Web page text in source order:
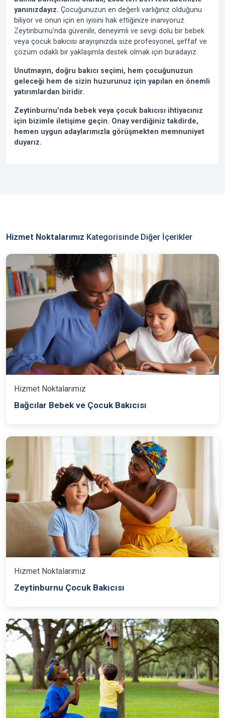
yanınızdayız. Çocuğunuzun en değerli varlığınız olduğunu
biliyor ve onun için en iyisini hak ettiğinize inanıyoruz.
Zeytinburnu'nda güvenilir, deneyimli ve sevgi dolu bir bebek
veya çocuk bakıcısı arayışınızda size profesyonel, şeffaf ve
çözüm odaklı bir yaklaşımla destek olmak için buradayız.
Unutmayın, doğru bakıcı seçimi, hem çocuğunuzun
geleceği hem de sizin huzurunuz için yapılan en önemli
yatırımlardan biridir.
Zeytinburnu'nda bebek veya çocuk bakıcısı ihtiyacınız
için bizimle iletişime geçin. Onay verdiğiniz takdirde,
hemen uygun adaylarımızla görüşmekten memnuniyet
duyarız.
Hizmet Noktalarımız Kategorisinde Diğer İçerikler
Hizmet Noktalarımız
Bağcılar Bebek ve Çocuk Bakıcısı
Hizmet Noktalarımız
Zeytinburnu Çocuk Bakıcısı